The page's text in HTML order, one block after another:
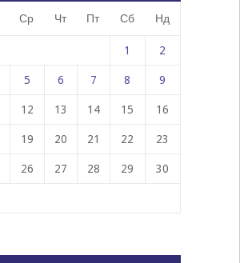
Ср Чт Пт Сб Нд
1 2
5 6 7 8 9
12 13 14 15 16
19 20 21 22 23
26 27 28 29 30